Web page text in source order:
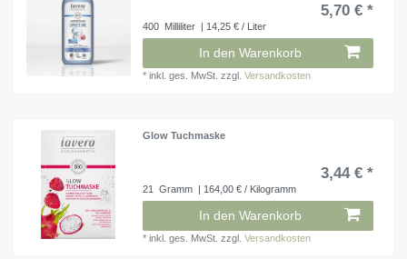
5,70 € *
400 Milliliter | 14,25 € / Liter
In den Warenkorb
*inkl. ges. MwSt. zzgl.Versandkosten
Glow Tuchmaske
3,44 € *
21 Gramm | 164,00 € / Kilogramm
In den Warenkorb
*inkl. ges. MwSt. zzgl.Versandkosten